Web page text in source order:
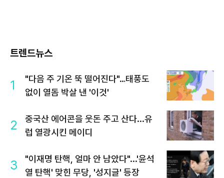
트렌드뉴스
1
"다음 주 기온 뚝 떨어진다"…태풍도
없이 열돔 박살 낸 '이것'
2
중국산 에어콘을 웃돈 주고 산다...유
럽 열광시킨 메이디
3
"이재명 탄핵, 얼마 안 남았다"...'윤석
열 탄핵' 맞힌 무당, '성지글' 등장